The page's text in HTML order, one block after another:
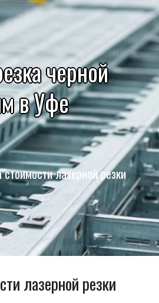
черной
в Уфе
лазерной резки
лазерной резки